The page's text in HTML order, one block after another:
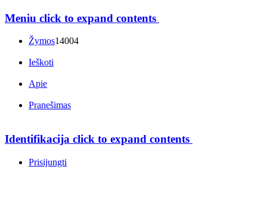
Meniu click to expand contents
Žymos14004
Ieškoti
Apie
Pranešimas
Identifikacija click to expand contents
Prisijungti